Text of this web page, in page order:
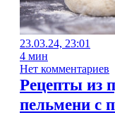
23.03.24, 23:01
4 мин
Нет комментариев
Рецепты из
пельмени с